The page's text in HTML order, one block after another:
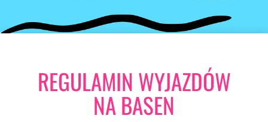
REGULAMIN WYJAZDÓW
NA BASEN